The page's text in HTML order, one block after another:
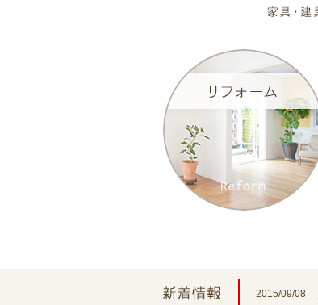
2015/09/08